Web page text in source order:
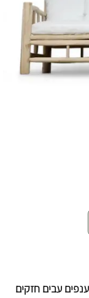
עבים חזקים